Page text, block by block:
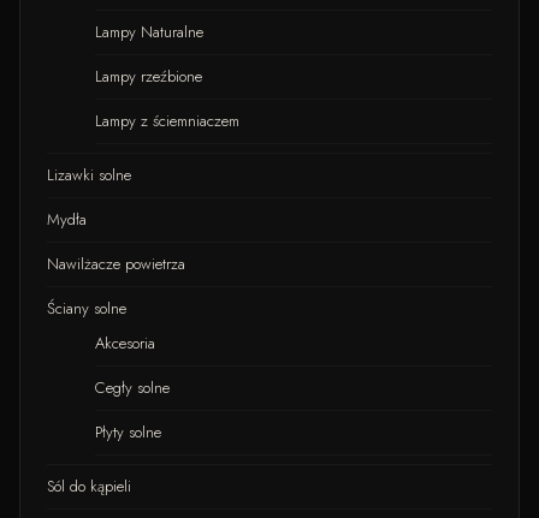
Lampy Naturalne
Lampy rzeźbione
Lampy z ściemniaczem
Lizawki solne
Mydła
Nawilżacze powietrza
Ściany solne
Akcesoria
Cegły solne
Płyty solne
Sól do kąpieli